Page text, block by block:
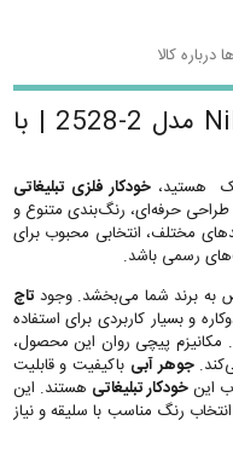
درباره کالا
خودکار فلزی تبلیغاتی Nikopen مدل 2-2528 | با
هستید،خودکار فلزی تبلیغاتی
حرفه‌ای، رنگ‌بندی متنوع و
مختلف، انتخابی محبوب برای
رسمی باشد.
به برند شما می‌بخشد. وجود تاچ
و بسیار کاربردی برای استفاده
مکانیزم پیچی روان این محصول،
جوهر آبی باکیفیت و قابلیت
اینخودکار تبلیغاتی هستند. این
رنگ مناسب با سلیقه و نیاز